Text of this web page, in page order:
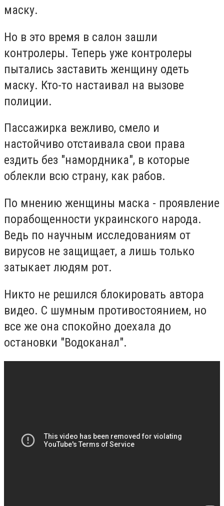
маску.
Но в это время в салон зашли
контролеры. Теперь уже контролеры
пытались заставить женщину одеть
маску. Кто-то настаивал на вызове
полиции.
Пассажирка вежливо, смело и
настойчиво отстаивала свои права
ездить без "намордника", в которые
облекли всю страну, как рабов.
По мнению женщины маска - проявление
порабощенности украинского народа.
Ведь по научным исследованиям от
вирусов не защищает, а лишь только
затыкает людям рот.
Никто не решился блокировать автора
видео. С шумным противостоянием, но
все же она спокойно доехала до
остановки "Водоканал".